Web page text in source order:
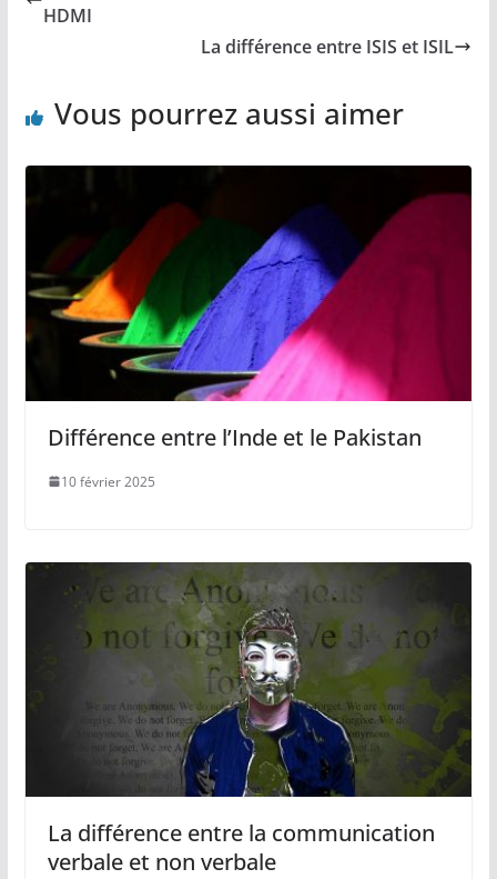
HDMI
La différence entre ISIS et ISIL
Vous pourrez aussi aimer
Différence entre l’Inde et le Pakistan
10 février 2025
La différence entre la communication
verbale et non verbale